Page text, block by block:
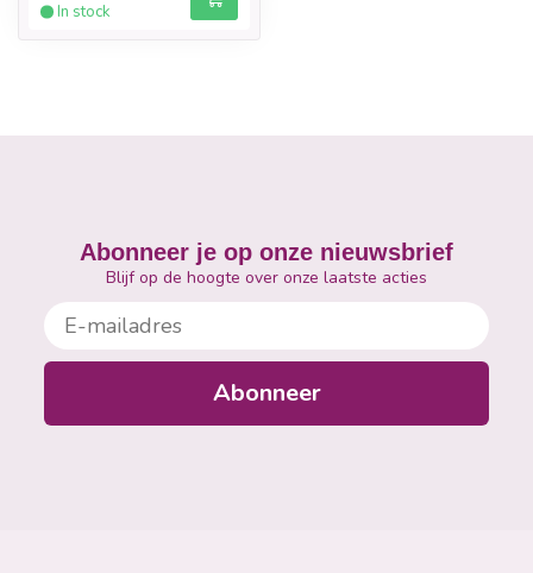
In stock
Abonneer je op onze nieuwsbrief
Blijf op de hoogte over onze laatste acties
E-mailadres
Abonneer